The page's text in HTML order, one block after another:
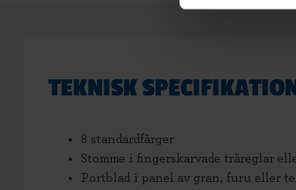
TEKNISK
8 standardfärger
Stomme i fingerskarvade träreglar
Portblad i panel av gran, furu eller